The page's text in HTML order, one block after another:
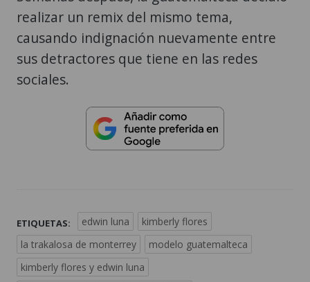
realizar un remix del mismo tema,
causando indignación nuevamente entre
sus detractores que tiene en las redes
sociales.
ETIQUETAS: edwin luna
kimberly flores
la trakalosa de monterrey
modelo guatemalteca
kimberly flores y edwin luna